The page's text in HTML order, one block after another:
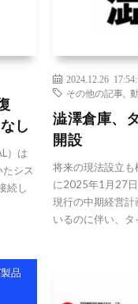
し
）は
シス
続し
2024.12.26
その他の記事 ,
澁澤倉庫、
開設
将来の現法設立
に2025年1月27日
現行の中期経営
いるのに伴い、
品